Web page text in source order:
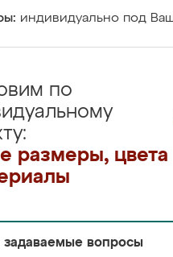
индивидуально под Ваш
по
размеры, цвета
задаваемые вопросы